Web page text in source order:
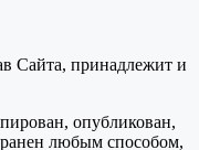
Сайта, принадлежит и
опубликован,
любым способом,